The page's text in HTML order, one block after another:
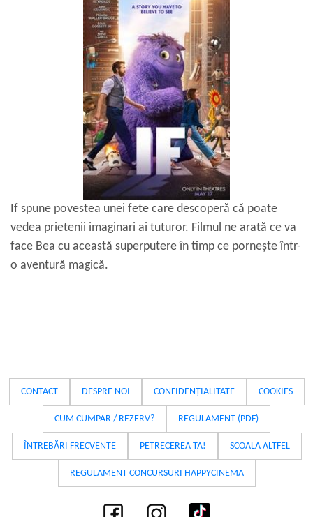
If spune povestea unei fete care descoperă că poate
vedea prietenii imaginari ai tuturor. Filmul ne arată ce va
face Bea cu această superputere în timp ce pornește într-
o aventură magică.
CONTACT DESPRE NOI CONFIDENȚIALITATE COOKIES
CUM CUMPAR / REZERV? REGULAMENT (PDF)
ÎNTREBĂRI FRECVENTE PETRECEREA TA! SCOALA ALTFEL
REGULAMENT CONCURSURI HAPPYCINEMA